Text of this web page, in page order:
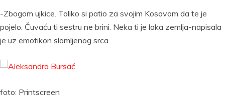
-Zbogom ujkice. Toliko si patio za svojim Kosovom da te je
pojelo. Čuvaću ti sestru ne brini. Neka ti je laka zemlja-napisala
je uz emotikon slomljenog srca.
foto: Printscreen